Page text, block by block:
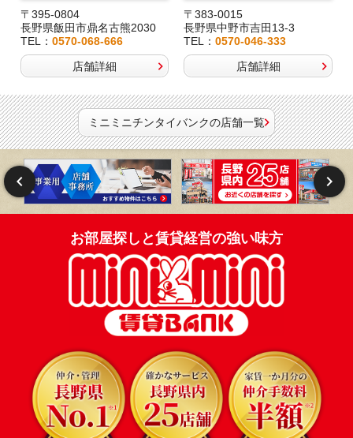
〒395-0804
長野県飯田市鼎名古熊2030
TEL：0570-068-666
店舗詳細
〒383-0015
長野県中野市吉田13-3
TEL：0570-046-333
店舗詳細
ミニミニチンタイバンクの店舗一覧
お部屋探しと賃貸経営の強い味方